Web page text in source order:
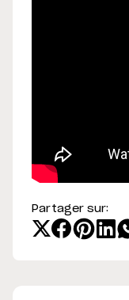
Partager sur: